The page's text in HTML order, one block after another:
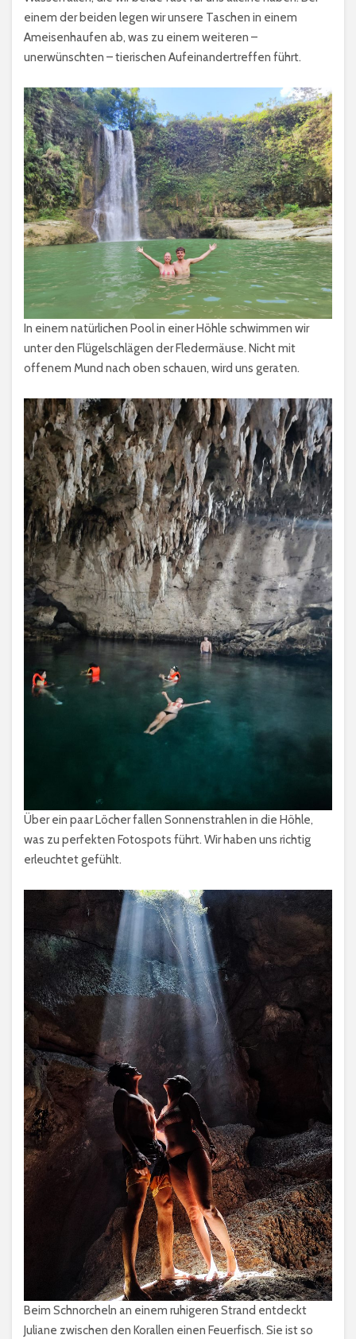
einem der beiden legen wir unsere Taschen in einem
Ameisenhaufen ab, was zu einem weiteren –
unerwünschten – tierischen Aufeinandertreffen führt.
In einem natürlichen Pool in einer Höhle schwimmen wir
unter den Flügelschlägen der Fledermäuse. Nicht mit
offenem Mund nach oben schauen, wird uns geraten.
Über ein paar Löcher fallen Sonnenstrahlen in die Höhle,
was zu perfekten Fotospots führt. Wir haben uns richtig
erleuchtet gefühlt.
Beim Schnorcheln an einem ruhigeren Strand entdeckt
Juliane zwischen den Korallen einen Feuerfisch. Sie ist so